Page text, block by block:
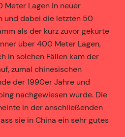
Meter Lagen in neuer
und dabei die letzten 50
als der kurz zuvor gekürte
über 400 Meter Lagen,
in solchen Fällen kam der
zumal chinesischen
der 1990er Jahre und
nachgewiesen wurde. Die
in der anschließenden
sie in China ein sehr gutes